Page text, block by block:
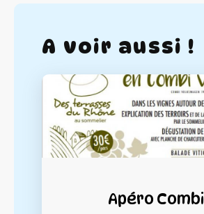
A voir aussi !
Apéro Combi